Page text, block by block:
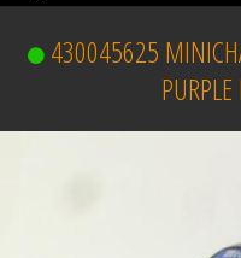
430045625